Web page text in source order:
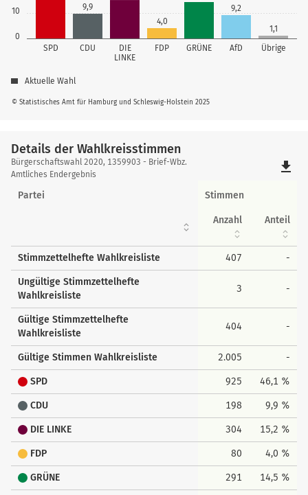
0
10
SPD CDU
DIE
LINKE
FDP GRÜNE AfD Übrige
9,9
4,0
9,2
1,1
© Statistisches Amt für Hamburg und Schleswig-Holstein 2025
Aktuelle Wahl
Details der Wahlkreisstimmen
Details
der
Wahlkreisstimmen
Bürgerschaftswahl 2020, 1359903 - Brief-Wbz.
Amtliches Endergebnis
file_download
Partei Stimmen
Anzahl Anteil
Stimmzettelhefte Wahlkreisliste 407 -
Ungültige Stimmzettelhefte
Wahlkreisliste
3 -
Gültige Stimmzettelhefte
Wahlkreisliste
404 -
Gültige Stimmen Wahlkreisliste 2.005 -
SPD 925 46,1 %
CDU 198 9,9 %
DIE LINKE 304 15,2 %
FDP 80 4,0 %
GRÜNE 291 14,5 %